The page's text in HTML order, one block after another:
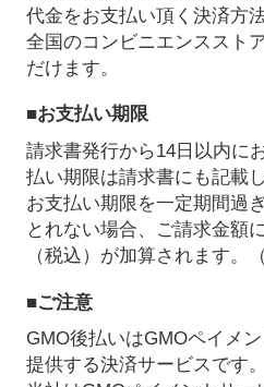
代金をお支払い頂く決済方法
全国のコンビニエンススト
だけます。
■お支払い期限
請求書発行から14日以内に
払い期限は請求書にも記載
お支払い期限を一定期間過
とれない場合、ご請求金額
（税込）が加算されます。
■ご注意
GMO後払いはGMOペイメ
提供する決済サービスです。